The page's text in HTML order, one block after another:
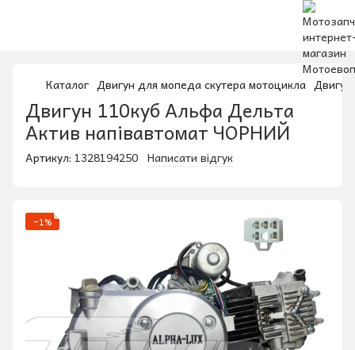
Каталог Двигун для мопеда скутера мотоцикла Двигун
Двигун 110куб Альфа Дельта
Актив напівавтомат ЧОРНИЙ
Артикул: 1328194250 Написати відгук
−1%